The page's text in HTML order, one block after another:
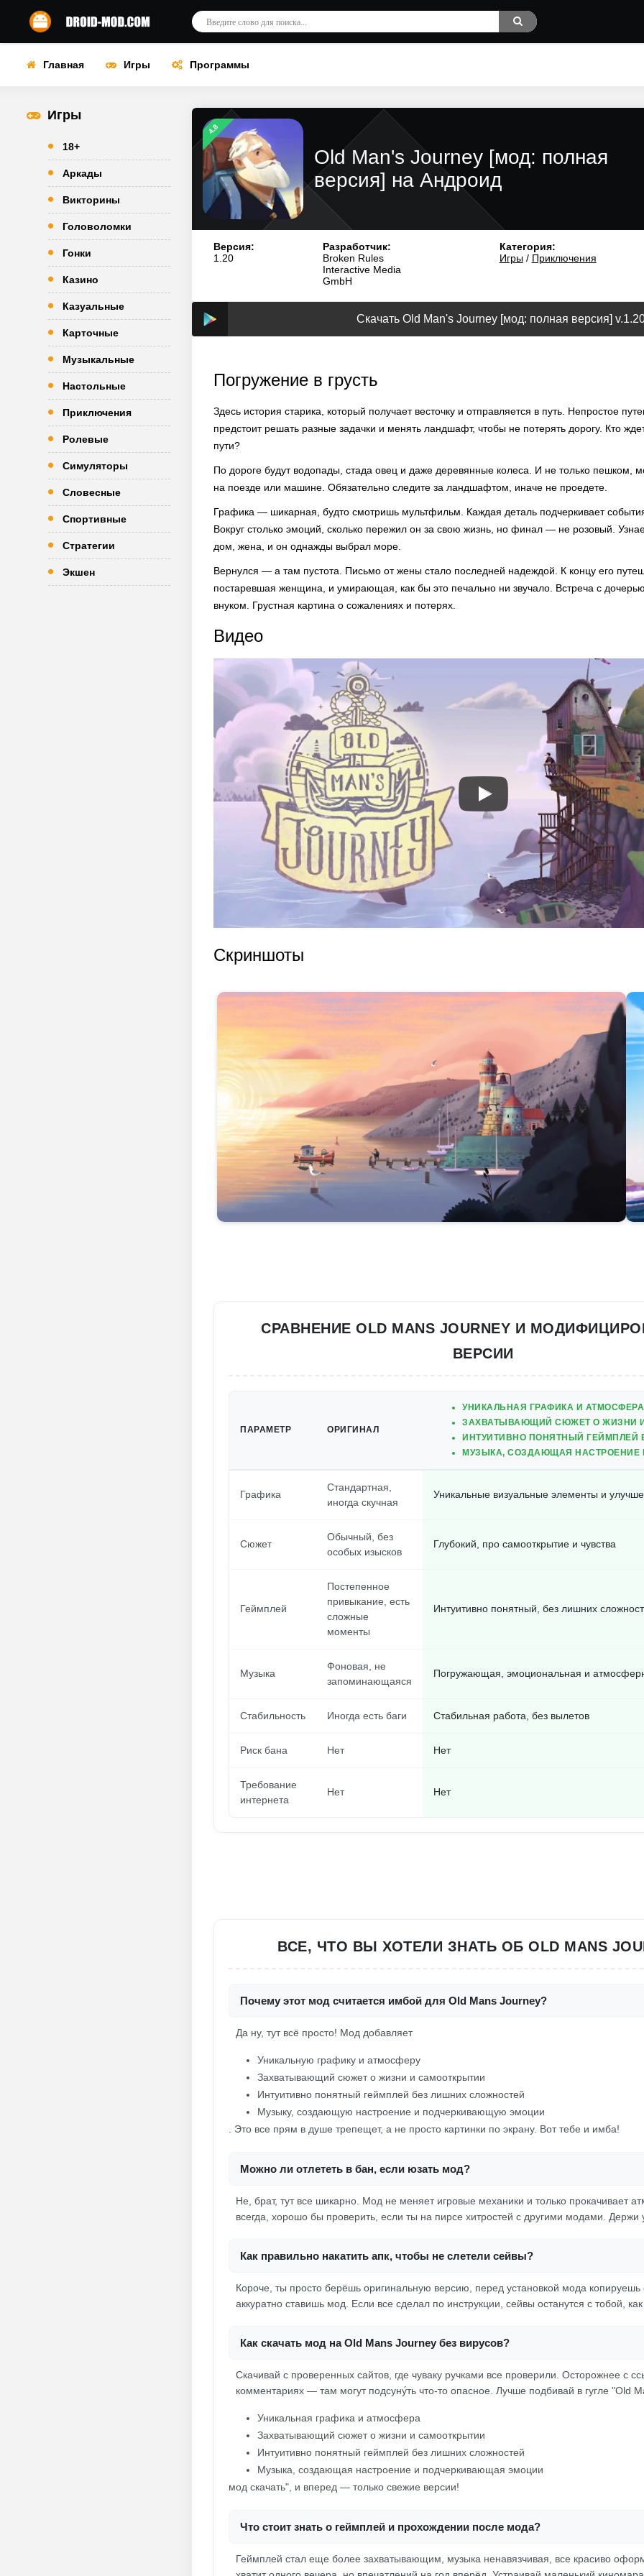
Главная Игры Программы
Игры
18+
Аркады
Викторины
Головоломки
Гонки
Казино
Казуальные
Карточные
Музыкальные
Настольные
Приключения
Ролевые
Симуляторы
Словесные
Спортивные
Стратегии
Экшен
4.8
Old Man's Journey [мод: полная
версия] на Андроид
Версия:
1.20
Разработчик:
Broken Rules
Interactive Media
GmbH
Категория:
Игры/ Приключения
Скачать Old Man's Journey [мод: полная версия]
Погружение в грусть
Здесь история старика, который получает весточку и отправляется в путь. Непростое
предстоит решать разные задачки и менять ландшафт, чтобы не потерять дорогу. Кто
пути?
По дороге будут водопады, стада овец и даже деревянные колеса. И не только пешком,
на поезде или машине. Обязательно следите за ландшафтом, иначе не проедете.
Графика — шикарная, будто смотришь мультфильм. Каждая деталь подчеркивает
Вокруг столько эмоций, сколько пережил он за свою жизнь, но финал — не розовый.
дом, жена, и он однажды выбрал море.
Вернулся — а там пустота. Письмо от жены стало последней надеждой. К концу его
постаревшая женщина, и умирающая, как бы это печально ни звучало. Встреча с
внуком. Грустная картина о сожалениях и потерях.
Видео
Скриншоты
СРАВНЕНИЕ OLD MANS JOURNEY И
ВЕРСИИ
ПАРАМЕТР ОРИГИНАЛ
УНИКАЛЬНАЯ ГРАФИКА И АТМОСФЕРА
ЗАХВАТЫВАЮЩИЙ СЮЖЕТ О ЖИЗНИ
ИНТУИТИВНО ПОНЯТНЫЙ
МУЗЫКА, СОЗДАЮЩАЯ
Графика
Стандартная,
иногда скучная
Уникальные визуальные элементы и
Сюжет
Обычный, без
особых изысков
Глубокий, про самооткрытие и чувства
Геймплей
Постепенное
привыкание, есть
сложные
моменты
Интуитивно понятный, без лишних
Музыка
Фоновая, не
запоминающаяся
Погружающая, эмоциональная и
Стабильность Иногда есть баги Стабильная работа, без вылетов
Риск бана Нет Нет
Требование
интернета
Нет Нет
ВСЕ, ЧТО ВЫ ХОТЕЛИ ЗНАТЬ ОБ OLD MANS
Почему этот мод считается имбой для Old Mans Journey?
Да ну, тут всё просто! Мод добавляет
Уникальную графику и атмосферу
Захватывающий сюжет о жизни и самооткрытии
Интуитивно понятный геймплей без лишних сложностей
Музыку, создающую настроение и подчеркивающую эмоции
. Это все прям в душе трепещет, а не просто картинки по экрану. Вот тебе и имба!
Можно ли отлететь в бан, если юзать мод?
Не, брат, тут все шикарно. Мод не меняет игровые механики и только прокачивает
всегда, хорошо бы проверить, если ты на пирсе хитростей с другими модами. Держи
Как правильно накатить апк, чтобы не слетели сейвы?
Короче, ты просто берёшь оригинальную версию, перед установкой мода
аккуратно ставишь мод. Если все сделал по инструкции, сейвы останутся с тобой,
Как скачать мод на Old Mans Journey без вирусов?
Скачивай с проверенных сайтов, где чуваку ручками все проверили. Осторожнее с
комментариях — там могут подсуну́ть что-то опасное. Лучше подбивай в гугле "Old
Уникальная графика и атмосфера
Захватывающий сюжет о жизни и самооткрытии
Интуитивно понятный геймплей без лишних сложностей
Музыка, создающая настроение и подчеркивающая эмоции
мод скачать", и вперед — только свежие версии!
Что стоит знать о геймплей и прохождении после мода?
Геймплей стал еще более захватывающим, музыка ненавязчивая, все красиво